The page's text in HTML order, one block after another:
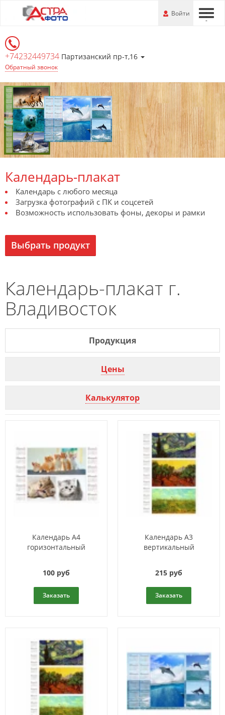
Перейти
информации
---
Войти
+74232449734 Партизанский пр-т,16
Обратный звонок
Календарь-плакат
Календарь с любого месяца
Загрузка фотографий с ПК и соцсетей
Возможность использовать фоны, декоры и рамки
Выбрать продукт
Календарь-плакат г.
Владивосток
Продукция
Цены
Калькулятор
Календарь A4
горизонтальный
100 руб
Заказать
Календарь A3
вертикальный
215 руб
Заказать